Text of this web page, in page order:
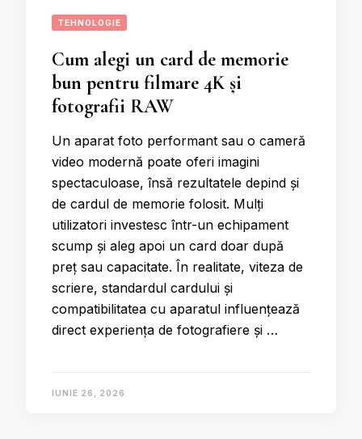
TEHNOLOGIE
Cum alegi un card de memorie
bun pentru filmare 4K și
fotografii RAW
Un aparat foto performant sau o cameră
video modernă poate oferi imagini
spectaculoase, însă rezultatele depind și
de cardul de memorie folosit. Mulți
utilizatori investesc într-un echipament
scump și aleg apoi un card doar după
preț sau capacitate. În realitate, viteza de
scriere, standardul cardului și
compatibilitatea cu aparatul influențează
direct experiența de fotografiere și …
IUNIE 26, 2026